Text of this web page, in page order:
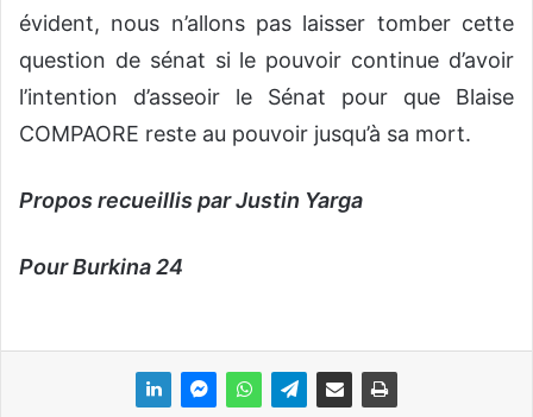
évident, nous n’allons pas laisser tomber cette
question de sénat si le pouvoir continue d’avoir
l’intention d’asseoir le Sénat pour que Blaise
COMPAORE reste au pouvoir jusqu’à sa mort.
Propos recueillis par Justin Yarga
PourBurkina 24